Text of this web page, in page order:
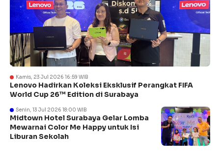
Kamis, 23 Jul 2026 16:59 WIB
Lenovo Hadirkan Koleksi Eksklusif Perangkat FIFA
World Cup 26™ Edition di Surabaya
Senin, 13 Jul 2026 18:00 WIB
Midtown Hotel Surabaya Gelar Lomba
Mewarnai Color Me Happy untuk Isi
Liburan Sekolah